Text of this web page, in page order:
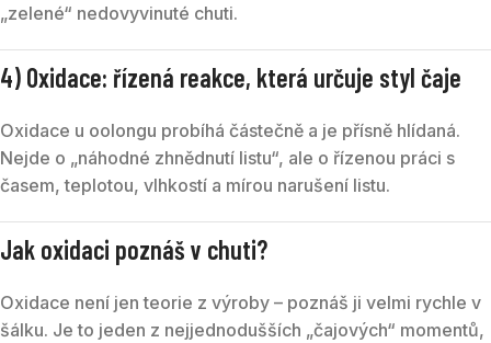
„zelené“ nedovyvinuté chuti.
4) Oxidace: řízená reakce, která určuje styl čaje
Oxidace u oolongu probíhá částečně a je přísně hlídaná.
Nejde o „náhodné zhnědnutí listu“, ale o řízenou práci s
časem, teplotou, vlhkostí a mírou narušení listu.
Jak oxidaci poznáš v chuti?
Oxidace není jen teorie z výroby – poznáš ji velmi rychle v
šálku. Je to jeden z nejjednodušších „čajových“ momentů,